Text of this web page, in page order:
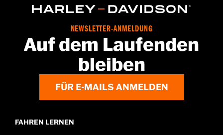
Modelle ’26. Für den Anbau an einigen Street Glide und Road
Glide Modellen ’24 ist möglicherweise ein Digital Technician
Update durch einen Harley-Davidson Händler erforderlich.
Installationsanleitung
Switchback
NEWSLETTER-ANMELDUNG
Auf dem Laufenden
bleiben
FÜR E-MAILS ANMELDEN
FAHREN LERNEN